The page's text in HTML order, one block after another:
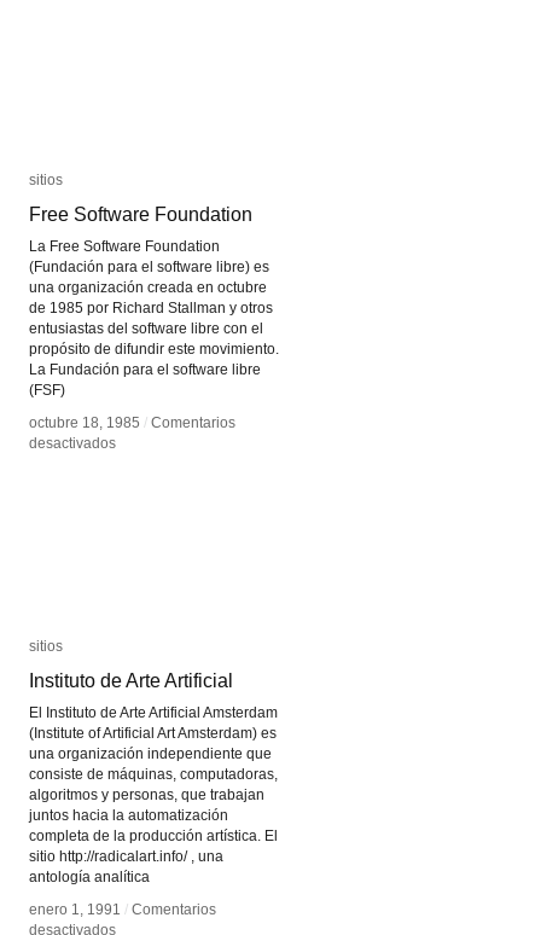
sitios
Free Software Foundation
La Free Software Foundation
(Fundación para el software libre) es
una organización creada en octubre
de 1985 por Richard Stallman y otros
entusiastas del software libre con el
propósito de difundir este movimiento.
La Fundación para el software libre
(FSF)
octubre 18, 1985 / Comentarios
desactivadosen
sitios
Free Software Foundation
octubre 18, 1985 / Comentarios
desactivadosen
sitios
Instituto de Arte Artificial
El Instituto de Arte Artificial Amsterdam
(Institute of Artificial Art Amsterdam) es
una organización independiente que
consiste de máquinas, computadoras,
algoritmos y personas, que trabajan
juntos hacia la automatización
completa de la producción artística. El
sitio http://radicalart.info/ , una
antología analítica
enero 1, 1991 / Comentarios
desactivadosen
sitios
Instituto de Arte Artificial
enero 1, 1991 / Comentarios
desactivadosen